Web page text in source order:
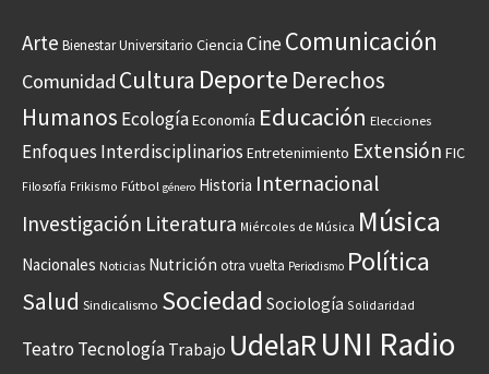
Arte Bienestar Universitario Ciencia CineComunicación
Comunidad Cultura Deporte Derechos
Humanos EcologíaEconomía Educación Elecciones
Enfoques Interdisciplinarios Entretenimiento Extensión FIC
Filosofía Frikismo Fútbol género Historia Internacional
Investigación Literatura Miércoles de Música Música
Nacionales Noticias Nutrición otra vuelta Periodismo Política
Salud Sindicalismo Sociedad Sociología Solidaridad
Teatro Tecnología Trabajo UdelaRUNI Radio